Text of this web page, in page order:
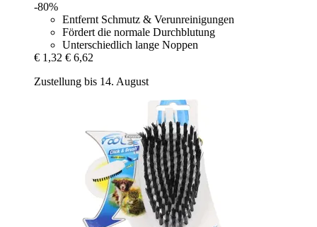
-80%
Entfernt Schmutz & Verunreinigungen
Fördert die normale Durchblutung
Unterschiedlich lange Noppen
€ 1,32 € 6,62
Zustellung bis 14. August